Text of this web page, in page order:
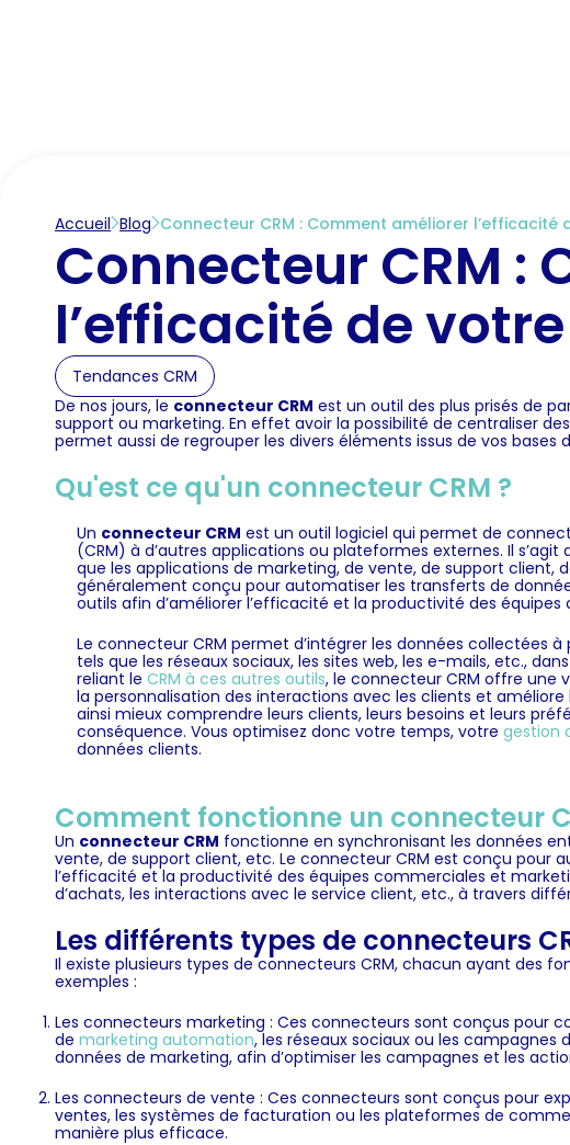
Accueil Blog Connecteur CRM : Comment améliorer l’efficacité
Connecteur CRM
l’efficacité de votre
Tendances CRM
De nos jours, le connecteur CRM est un outil des plus prisés de
support ou marketing. En effet avoir la possibilité de centraliser
permet aussi de regrouper les divers éléments issus de vos
Qu'est ce qu'un connecteur CRM ?
Un connecteur CRM est un outil logiciel qui permet de
(CRM) à d’autres applications ou plateformes externes. Il s’agit
que les applications de marketing, de vente, de support client,
généralement conçu pour automatiser les transferts de
outils afin d’améliorer l’efficacité et la productivité des
Le connecteur CRM permet d’intégrer les données collectées
tels que les réseaux sociaux, les sites web, les e-mails, etc.,
reliant le CRM à ces autres outils, le connecteur CRM offre une
la personnalisation des interactions avec les clients et améliore
ainsi mieux comprendre leurs clients, leurs besoins et leurs
conséquence. Vous optimisez donc votre temps, votre gestion
données clients.
Comment fonctionne un connecteur
Un connecteur CRM fonctionne en synchronisant les données
vente, de support client, etc. Le connecteur CRM est conçu pour
l’efficacité et la productivité des équipes commerciales et
d’achats, les interactions avec le service client, etc., à travers
Les différents types de connecteurs
Il existe plusieurs types de connecteurs CRM, chacun ayant des
exemples :
Les connecteurs marketing : Ces connecteurs sont conçus pour
de marketing automation, les réseaux sociaux ou les campagnes
données de marketing, afin d’optimiser les campagnes et les
Les connecteurs de vente : Ces connecteurs sont conçus pour
ventes, les systèmes de facturation ou les plateformes de
manière plus efficace.